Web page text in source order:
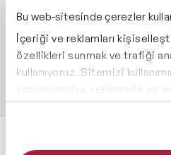
Bu web-sitesinde çerezler
İçeriği ve reklamları
özellikleri sunmak ve trafiği
kullanıyoruz. Sitemizi
sosyal medya, reklamcılık ve
paylaşabiliriz. İş ortaklarımız,
sağladığınız veya hizmetlerini
Destekliyoruz: